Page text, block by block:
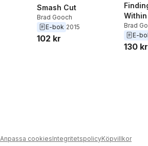
Smash Cut
Brad Gooch
E-bok 2015
102 kr
Within
Brad
E-
130 kr
Anpassa cookiesIntegritetspolicyKöpvillkor